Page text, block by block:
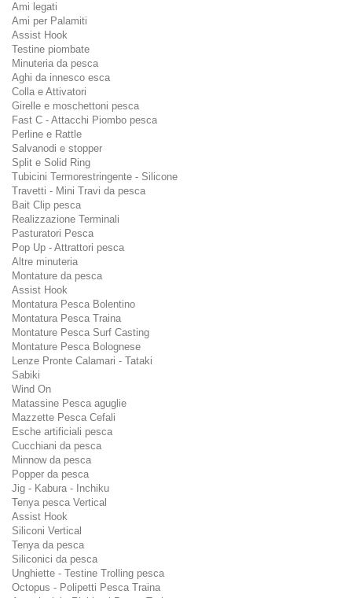
Ami legati
Ami per Palamiti
Assist Hook
Testine piombate
Minuteria da pesca
Aghi da innesco esca
Colla e Attivatori
Girelle e moschettoni pesca
Fast C - Attacchi Piombo pesca
Perline e Rattle
Salvanodi e stopper
Split e Solid Ring
Tubicini Termorestringente - Silicone
Travetti - Mini Travi da pesca
Bait Clip pesca
Realizzazione Terminali
Pasturatori Pesca
Pop Up - Attrattori pesca
Altre minuteria
Montature da pesca
Assist Hook
Montatura Pesca Bolentino
Montatura Pesca Traina
Montature Pesca Surf Casting
Montature Pesca Bolognese
Lenze Pronte Calamari - Tataki
Sabiki
Wind On
Matassine Pesca aguglie
Mazzette Pesca Cefali
Esche artificiali pesca
Cucchiani da pesca
Minnow da pesca
Popper da pesca
Jig - Kabura - Inchiku
Tenya pesca Vertical
Assist Hook
Siliconi Vertical
Tenya da pesca
Siliconici da pesca
Unghiette - Testine Trolling pesca
Octopus - Polipetti Pesca Traina